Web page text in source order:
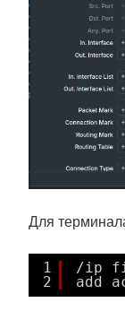
Для
1
2
/ip
add